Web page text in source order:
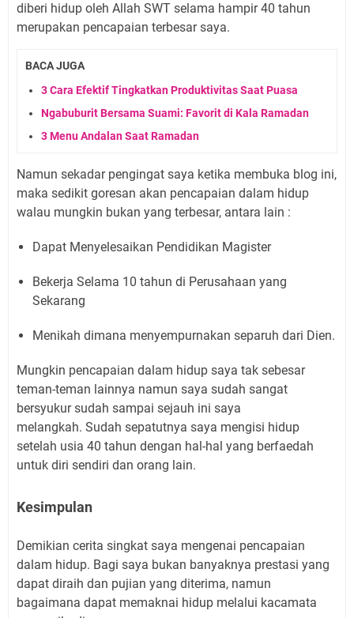
diberi hidup oleh Allah SWT selama hampir 40 tahun
merupakan pencapaian terbesar saya.
BACA JUGA
3 Cara Efektif Tingkatkan Produktivitas Saat Puasa
Ngabuburit Bersama Suami: Favorit di Kala Ramadan
3 Menu Andalan Saat Ramadan
Namun sekadar pengingat saya ketika membuka blog ini,
maka sedikit goresan akan pencapaian dalam hidup
walau mungkin bukan yang terbesar, antara lain :
Dapat Menyelesaikan Pendidikan Magister
Bekerja Selama 10 tahun di Perusahaan yang
Sekarang
Menikah dimana menyempurnakan separuh dari Dien.
Mungkin pencapaian dalam hidup saya tak sebesar
teman-teman lainnya namun saya sudah sangat
bersyukur sudah sampai sejauh ini saya
melangkah. Sudah sepatutnya saya mengisi hidup
setelah usia 40 tahun dengan hal-hal yang berfaedah
untuk diri sendiri dan orang lain.
Kesimpulan
Demikian cerita singkat saya mengenai pencapaian
dalam hidup. Bagi saya bukan banyaknya prestasi yang
dapat diraih dan pujian yang diterima, namun
bagaimana dapat memaknai hidup melalui kacamata